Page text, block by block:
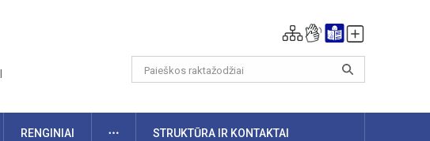
RENGINIAI DAUGIAUSTRUKTŪRA IR KONTAKTAI